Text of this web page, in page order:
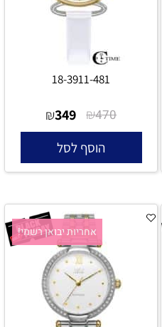
18-3911-481
₪470
₪349
הוסף לסל
אחריות יבואן רשמי!